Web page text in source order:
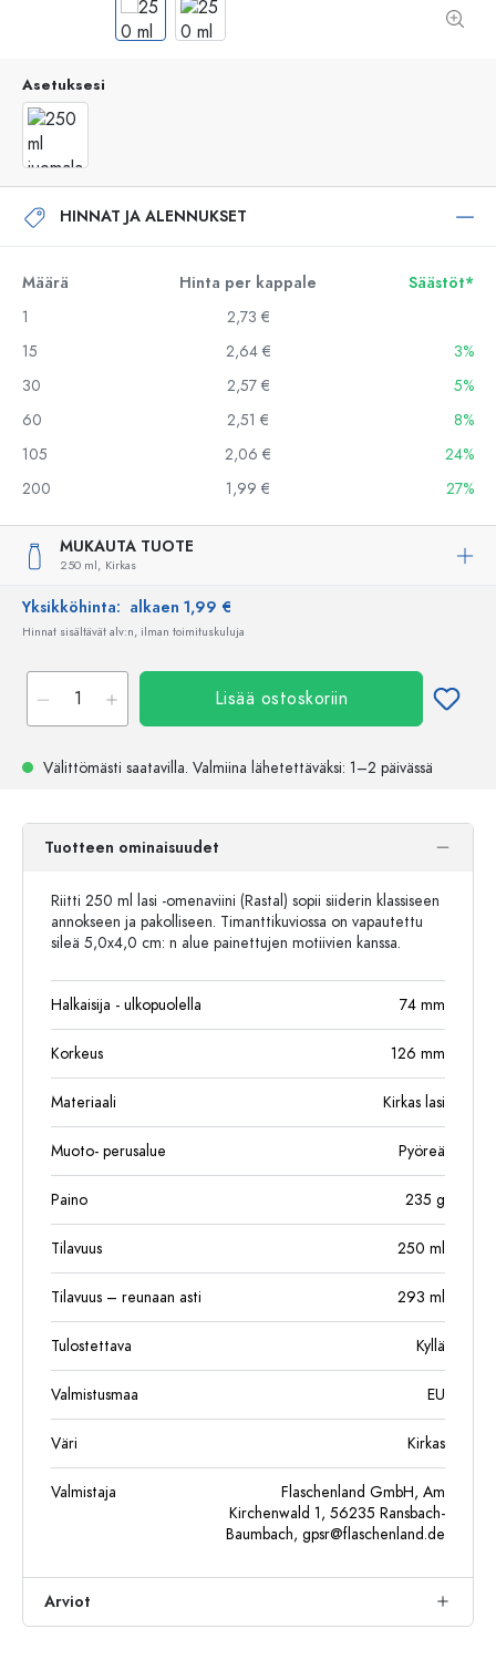
Asetuksesi
HINNAT JA ALENNUKSET
Määrä Hinta per kappale
Säästöt*
1
2,73 €
15
2,64 €
3%
30
2,57 €
5%
60
2,51 €
8%
105
2,06 €
24%
200
1,99 € 27%
MUKAUTA TUOTE
250 ml, Kirkas
Yksikköhinta: alkaen 1,99 €
Hinnat sisältävät alv:n, ilman toimituskuluja
Lisää ostoskoriin
Välittömästi saatavilla. Valmiina lähetettäväksi: 1–2 päivässä
Tuotteen ominaisuudet
Riitti 250 ml lasi -omenaviini (Rastal) sopii siiderin klassiseen
annokseen ja pakolliseen. Timanttikuviossa on vapautettu
sileä 5,0x4,0 cm: n alue painettujen motiivien kanssa.
Halkaisija - ulkopuolella 74 mm
Korkeus 126 mm
Materiaali Kirkas lasi
Muoto- perusalue Pyöreä
Paino 235 g
Tilavuus 250 ml
Tilavuus – reunaan asti 293 ml
Tulostettava Kyllä
Valmistusmaa EU
Väri Kirkas
Valmistaja
Flaschenland GmbH, Am
Kirchenwald 1, 56235 Ransbach-
Baumbach, gpsr@flaschenland.de
Arviot